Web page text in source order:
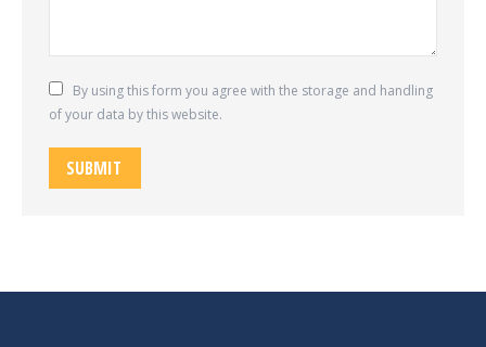
By using this form you agree with the storage and handling
of your data by this website.
SUBMIT